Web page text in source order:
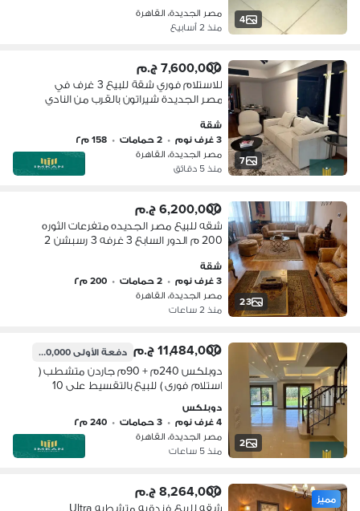
4
مصر الجديدة، القاهرة
منذ 2 أسابيع
7
7,600,000 ج.م
للاستلام فوري شقة للبيع 3 غرف في
مصر الجديدة شيراتون بالقرب من النادي
شقة
3 غرف نوم
• 2 حمامات • 158 م٢
مصر الجديدة، القاهرة
منذ 5 دقائق
23
6,200,000 ج.م
شقه للبيع مصر الجديده متفرعات الثوره
200 م الدور السابع 3 غرفه 3 رسبشن 2
شقة
3 غرف نوم
• 2 حمامات • 200 م٢
مصر الجديدة، القاهرة
منذ 2 ساعات
2
11,484,000 ج.م دفعة الأولى1,740,000 ج.م
دوبلكس 240م + 90م جاردن متشطب (
استلام فورى ) للبيع بالتقسيط على 10
قريب من مطار القاهرة الدولى
دوبلكس
4 غرف نوم
• 3 حمامات • 240 م٢
مصر الجديدة، القاهرة
منذ 5 ساعات
مميز 8,264,000 ج.م
شقه للبيع فندقيه متشطبه Ultra